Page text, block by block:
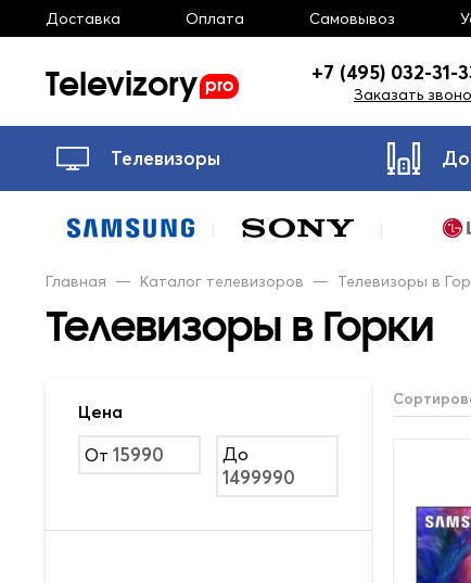
Доставка Оплата Самовывоз
Televizory pro +7 (495) 032-31-
Заказать
Телевизоры
Главная — Каталог телевизоров — Телевизоры в
Телевизоры в Горки
Цена
От
До